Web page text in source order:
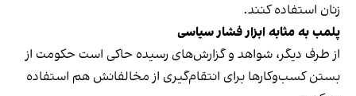
زنان استفاده کنند.
پلمب به مثابه ابزار فشار سیاسی
از طرف دیگر، شواهد و گزارش‌های رسیده حاکی است حکومت از
بستن کسب‌وکارها برای انتقام‌گیری از مخالفانش هم استفاده